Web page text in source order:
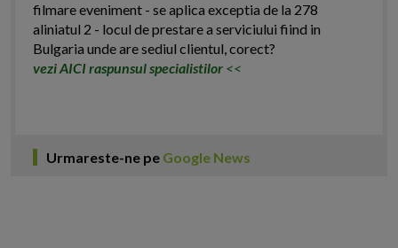
filmare eveniment - se aplica exceptia de la 278
aliniatul 2 - locul de prestare a serviciului fiind in
Bulgaria unde are sediul clientul, corect?
vezi AICI raspunsul specialistilor <<
Urmareste-ne pe Google News